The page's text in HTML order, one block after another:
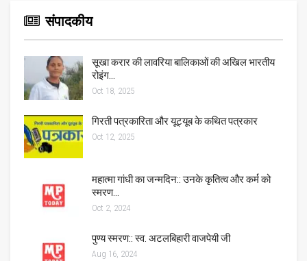
संपादकीय
सूखा करार की लावरिया बालिकाओं की अखिल भारतीय
रोइंग…
Oct 18, 2025
गिरती पत्रकारिता और यूट्यूब के कथित पत्रकार
Oct 12, 2025
महात्मा गांधी का जन्मदिन:: उनके कृतित्व और कर्म को
स्मरण…
Oct 2, 2024
पुण्य स्मरण:: स्व. अटलबिहारी वाजपेयी जी
Aug 16, 2024